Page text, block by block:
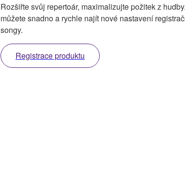
Rozšiřte svůj repertoár, maximalizujte požitek z
můžete snadno a rychle najít nové nastavení
songy.
Registrace produktu